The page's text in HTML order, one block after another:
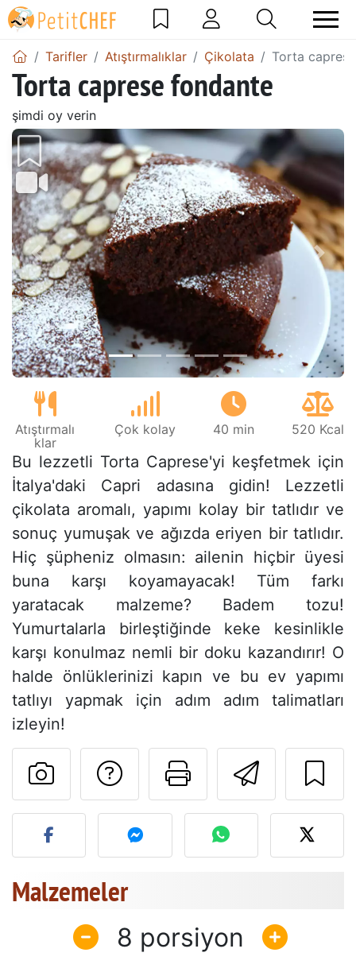
Tarifler Atıştırmalıklar Çikolata Torta
Torta caprese fondante
şimdi oy verin
Önceki
Atıştırmalı
klar
Çok kolay 40 min 520 Kcal
Bu lezzetli Torta Caprese'yi keşfetmek için
İtalya'daki Capri adasına gidin! Lezzetli
çikolata aromalı, yapımı kolay bir tatlıdır ve
sonuç yumuşak ve ağızda eriyen bir tatlıdır.
Hiç şüpheniz olmasın: ailenin hiçbir üyesi
buna karşı koyamayacak! Tüm farkı
yaratacak malzeme? Badem tozu!
Yumurtalarla birleştiğinde keke kesinlikle
karşı konulmaz nemli bir doku kazandırır! O
halde önlüklerinizi kapın ve bu ev yapımı
tatlıyı yapmak için adım adım talimatları
izleyin!
Bu sayfayı
Tarif sahibine bir
Bu tarifin fotoğrafını
Malzemeler
8